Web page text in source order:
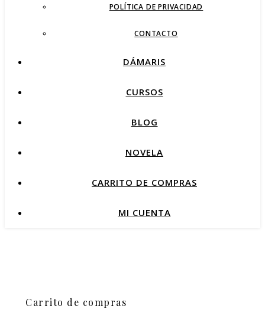
POLÍTICA DE PRIVACIDAD
CONTACTO
DÁMARIS
CURSOS
BLOG
NOVELA
CARRITO DE COMPRAS
MI CUENTA
Carrito de compras